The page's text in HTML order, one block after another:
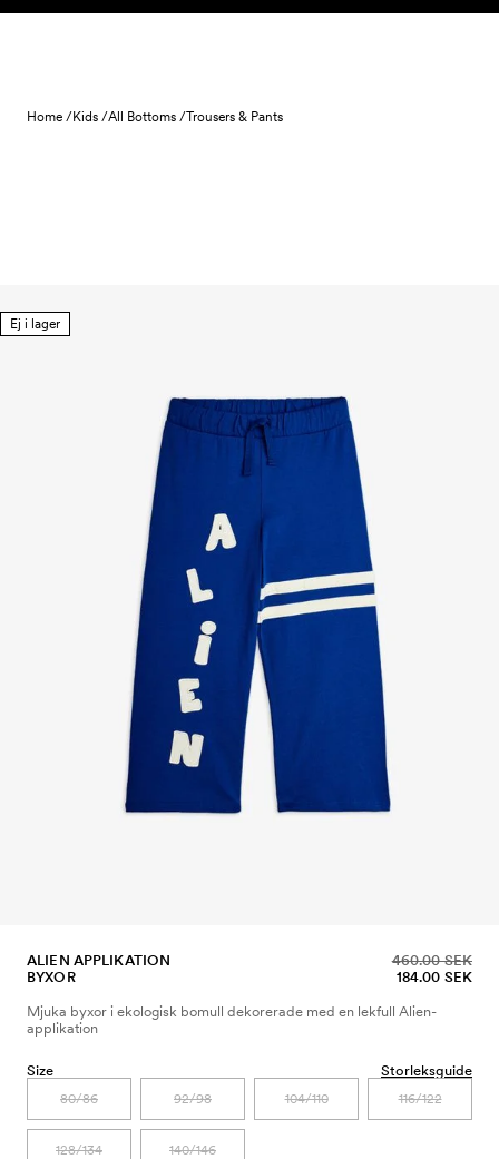
Skip to content
Home /Kids /All Bottoms /Trousers & Pants
Ej i lager
ALIEN APPLIKATION
BYXOR
184.00 SEK
460.00 SEK
Mjuka byxor i ekologisk bomull dekorerade med en lekfull Alien-
applikation
Size Storleksguide
80/86 92/98 104/110 116/122
128/134 140/146